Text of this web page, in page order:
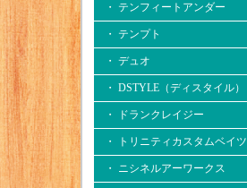
・ テンフィートアンダー
・ テンプト
・ デュオ
・ DSTYLE（ディスタイル）
・ ドランクレイジー
・ トリニティカスタムベイツ
・ ニシネルアーワークス